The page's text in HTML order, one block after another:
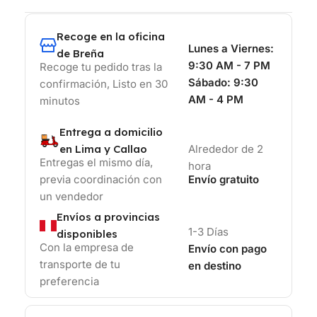
Recoge en la oficina
de Breña
Recoge tu pedido tras la
confirmación, Listo en 30
minutos
Lunes a Viernes:
9:30 AM - 7 PM
Sábado: 9:30
AM - 4 PM
Entrega a domicilio
en Lima y Callao
Entregas el mismo día,
previa coordinación con
un vendedor
Alrededor de 2
hora
Envío gratuito
Envíos a provincias
disponibles
Con la empresa de
transporte de tu
preferencia
1-3 Días
Envío con pago
en destino